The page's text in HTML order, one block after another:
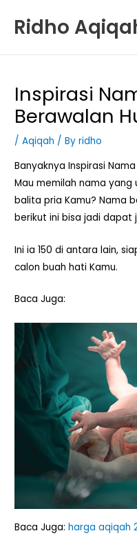
Ridho
Inspirasi
Berawalan
/Aqiqah / Byridho
Banyaknya Inspirasi
Mau memilah nama
balita pria Kamu? Nama
berikut ini bisa jadi dapat
Ini ia 150 di antara lain,
calon buah hati Kamu.
Baca Juga:
Baca Juga:harga aqiqah
a
o
r
i
r
t
i
e
l